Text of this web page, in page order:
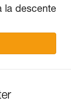
la descente